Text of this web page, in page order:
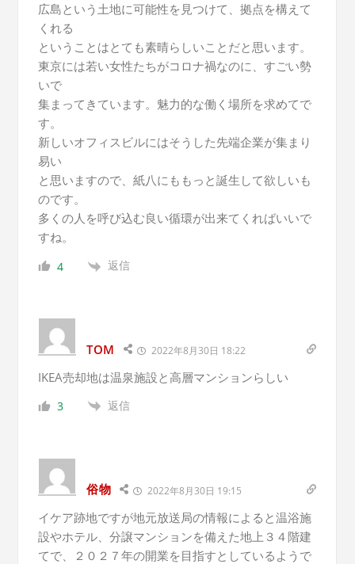
広島という土地に可能性を見つけて、拠点を構えて
くれる
ということはとても素晴らしいことだと思います。
東京には若い女性たちがコロナ禍なのに、すごい勢
いで
集まってきています。魅力的な働く場所を求めてで
す。
新しいオフィスビルにはそうした先端企業が集まり
易い
と思いますので、紙八にももっと誕生して欲しいも
のです。
多くの人を呼び込む良い循環が出来てくればいいで
すね。
4 返信
TOM 2022年8月30日 18:22
IKEA売却地は温泉施設と高層マンションらしい
3 返信
俗物 2022年8月30日 19:15
イケア跡地ですが地元放送局の情報によると温浴施
設やホテル、分譲マンションを備えた地上３４階建
てで、２０２７年の開業を目指すとしているようで